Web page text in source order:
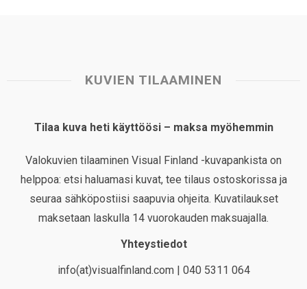
KUVIEN TILAAMINEN
Tilaa kuva heti käyttöösi – maksa myöhemmin
Valokuvien tilaaminen Visual Finland -kuvapankista on
helppoa: etsi haluamasi kuvat, tee tilaus ostoskorissa ja
seuraa sähköpostiisi saapuvia ohjeita. Kuvatilaukset
maksetaan laskulla 14 vuorokauden maksuajalla.
Yhteystiedot
info(at)visualfinland.com | 040 5311 064